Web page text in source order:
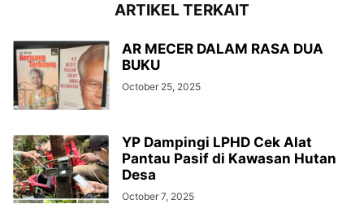
ARTIKEL TERKAIT
AR MECER DALAM RASA DUA
BUKU
October 25, 2025
YP Dampingi LPHD Cek Alat
Pantau Pasif di Kawasan Hutan
Desa
October 7, 2025